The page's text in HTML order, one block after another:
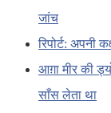
जांच
रिपोर्ट: अपनी
आग़ा मीर की
साँस लेता था